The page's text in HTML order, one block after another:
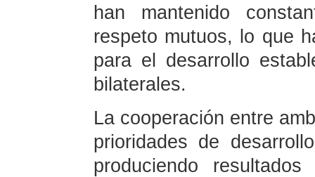
han mantenido
respeto mutuos, lo que
para el desarrollo
bilaterales.
La cooperación entre
prioridades de
produciendo